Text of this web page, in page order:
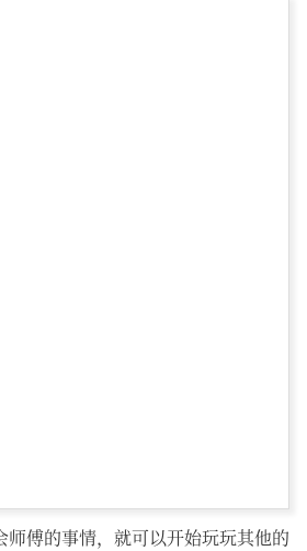
师傅的事情，就可以开始玩玩其他的